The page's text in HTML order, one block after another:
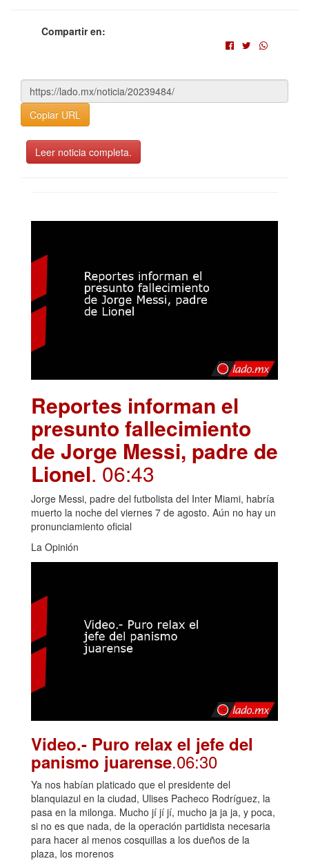
Compartir en:
Copiar URL
Leer noticia completa.
Reportes informan el
presunto fallecimiento
de Jorge Messi, padre de
Lionel. 06:43
Jorge Messi, padre del futbolista del Inter Miami, habría
muerto la noche del viernes 7 de agosto. Aún no hay un
pronunciamiento oficial
La Opinión
Video.- Puro relax el jefe del
panismo juarense.06:30
Ya nos habían platicado que el presidente del
blanquiazul en la ciudad, Ulises Pacheco Rodríguez, la
pasa en la milonga. Mucho jí jí jí, mucho ja ja ja, y poca,
si no es que nada, de la operación partidista necesaria
para hacer al menos cosquillas a los dueños de la
plaza, los morenos